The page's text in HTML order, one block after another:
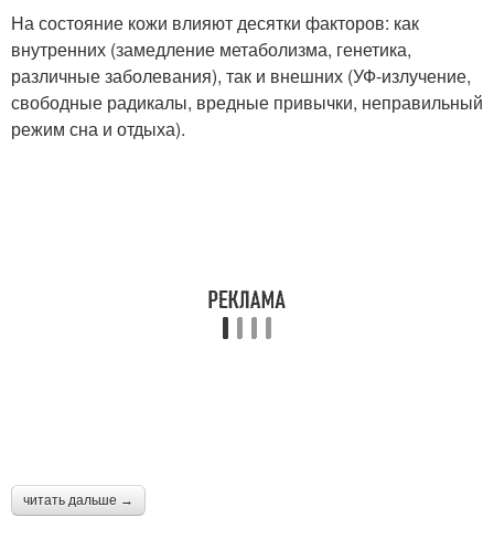
На состояние кожи влияют десятки факторов: как
внутренних (замедление метаболизма, генетика,
различные заболевания), так и внешних (УФ-излучение,
свободные радикалы, вредные привычки, неправильный
режим сна и отдыха).
читать дальше →